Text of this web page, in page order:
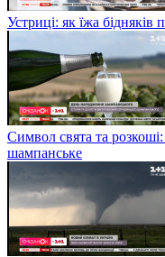
Устриці: як їжа бідняків
Символ свята та розкоші:
шампанське